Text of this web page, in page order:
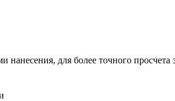
для более точного просчета